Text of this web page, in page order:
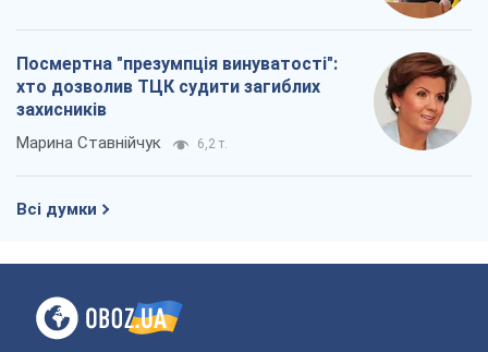
Посмертна "презумпція винуватості":
хто дозволив ТЦК судити загиблих
захисників
Марина Ставнійчук 6,2 т.
Всі думки